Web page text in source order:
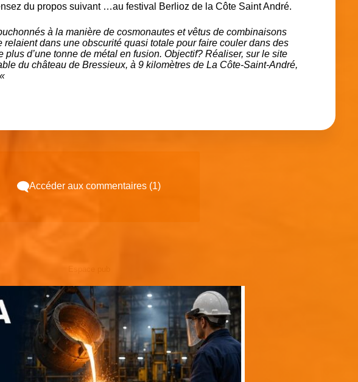
du propos suivant …au festival Berlioz de la Côte Saint André.
à la manière de cosmonautes et vêtus de combinaisons
relaient dans une obscurité quasi totale pour faire couler dans des
plus d’une tonne de métal en fusion. Objectif? Réaliser, sur le site
du château de Bressieux, à 9 kilomètres de La Côte-Saint-André,
Accéder aux commentaires (1)